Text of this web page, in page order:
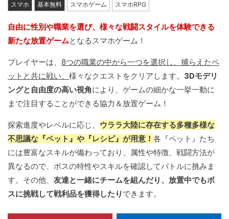
スマホ 基本無料 スマホゲーム スマホRPG
自由に性別や職業を選び、様々な戦闘スタイルを体験できる
新たな放置ゲームとなるスマホゲーム！
プレイヤーは、 8つの職業の中から一つを選択し、捕らえたペ
ットと共に戦い、 様々なクエストをクリアします。 3Dモデリ
ングと自由度の高い視角により、ゲームの細かな一挙一動に
まで注目することができる協力＆放置ゲーム！
探索進度やレベルに応じ、 ウララ大陸に存在する多種多様な
不思議な『ペット』や『レシピ』が用意！ 各『ペット』たち
には豊富なスキルが備わっており、属性や特徴、戦闘方法が
異なるので、ボスの特性やスキルを確認してバトルに挑みま
す。その他、 友達と一緒にチームを組んだり、放置中でもボ
スに挑戦して戦利品を獲得したり できます。